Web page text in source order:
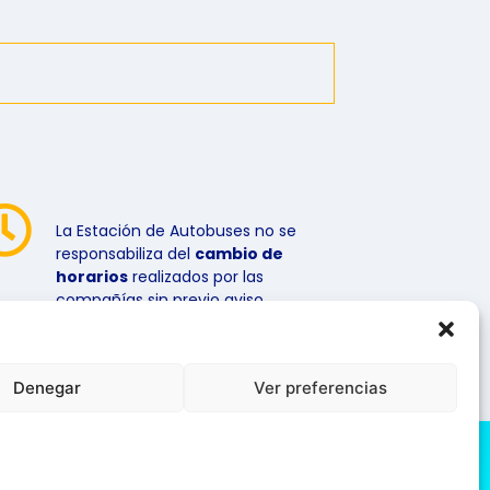
Denegar Ver preferencias
La Estación de Autobuses no se
responsabiliza del cambio de
horarios realizados por las
compañías sin previo aviso.